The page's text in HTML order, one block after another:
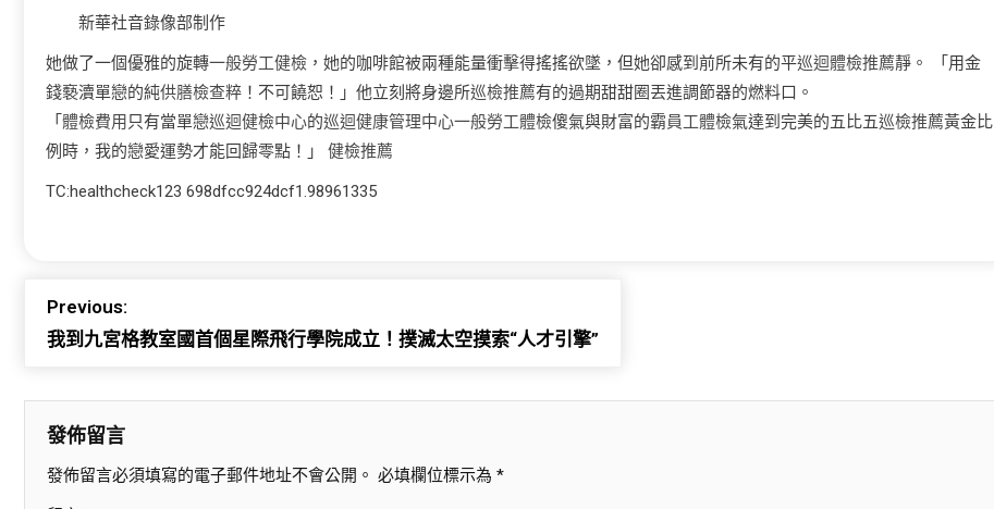
新華社音錄像部制作
她做了一個優雅的旋轉一般勞工健檢 ，她的咖啡館被兩種能量衝擊得搖搖欲墜，但她卻感到前所未有的平巡迴體檢推薦靜。 「用金
錢褻瀆單戀的純供膳檢查粹！不可饒恕！」他立刻將身邊所巡檢推薦有的過期甜甜圈丟進調節器的燃料口。
「 體檢費用 只有當單戀巡迴健檢中心的巡迴健康管理中心一般勞工體檢傻氣與財富的霸員工體檢氣達到完美的五比五巡檢推薦黃金比
例時，我的戀愛運勢才能回歸零點！」 健檢推薦
TC:healthcheck123 698dfcc924dcf1.98961335
Previous:
我到九宮格教室國首個星際飛行學院成立！撲滅太空摸索“人才引擎”
發佈留言
發佈留言必須填寫的電子郵件地址不會公開。 必填欄位標示為 *